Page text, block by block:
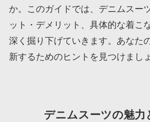
か。このガイドでは、デニムスー
ット・デメリット、具体的な着こ
深く掘り下げていきます。あなた
新するためのヒントを見つけまし
デニムスーツの魅力